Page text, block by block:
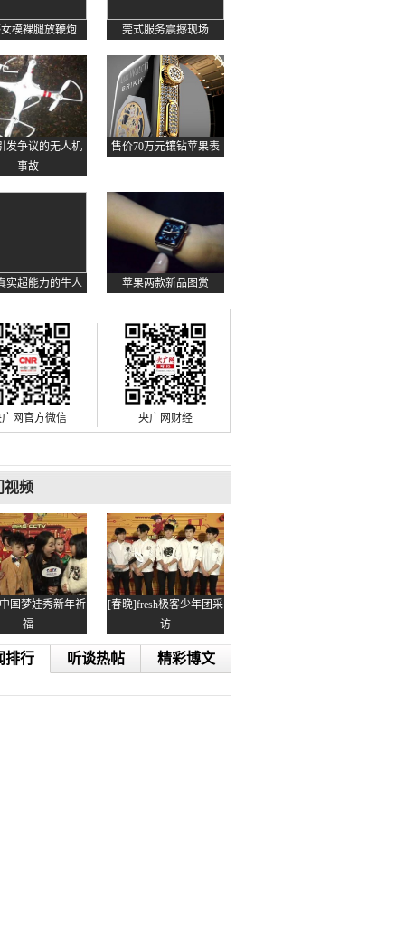
模裸腿放鞭炮 莞式服务震撼现场
发争议的无人机
事故
售价70万元镶钻苹果表
实超能力的牛人 苹果两款新品图赏
网官方微信 央广网财经